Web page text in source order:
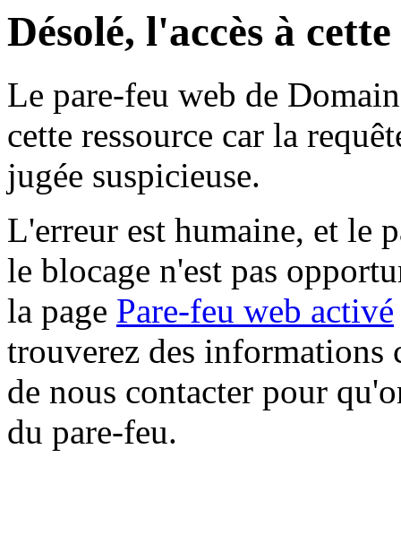
Désolé, l'accès à
Le pare-feu web de
cette ressource car la
jugée suspicieuse.
L'erreur est humaine, et le
le blocage n'est pas
la page Pare-feu web activé
trouverez des informations
de nous contacter pour
du pare-feu.